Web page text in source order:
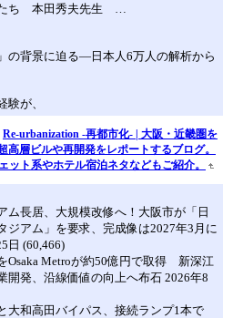
ち 本田秀夫先生 …
の背景に迫る―日本人6万人の解析から
験が、
Re-urbanization -再都市化- | 大阪・近畿圏を
高層ビルや再開発をレポートするブログ。
ット系やホテル宿泊ネタなどもご紹介。
ム長居、大規模改修へ！大阪市が「日
ジアム」を要求、完成像は2027年3月に
日 (60,466)
Osaka Metroが約50億円で取得 新深江
開発、沿線価値の向上へ布石 2026年8
大和高田バイパス、接続ランプ1本で